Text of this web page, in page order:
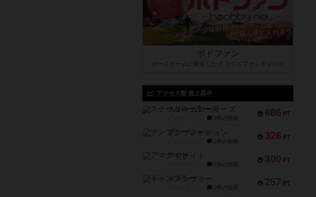
ボドファン
ボードゲームに特化したクラウドファンディング
アクセス数 急上昇中
686 PT
スチームローラーズ
2件の投稿
326 PT
テンプテーション
2件の投稿
300 PT
アマナイト
1件の投稿
257 PT
ギャンブラー
2件の投稿